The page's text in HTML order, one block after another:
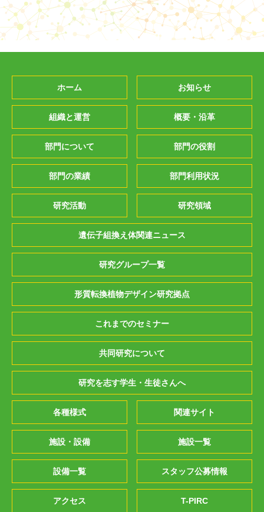
ホーム お知らせ
組織と運営 概要・沿革
部門について 部門の役割
部門の業績 部門利用状況
研究活動 研究領域
遺伝子組換え体関連ニュース
研究グループ一覧
形質転換植物デザイン研究拠点
これまでのセミナー
共同研究について
研究を志す学生・生徒さんへ
各種様式 関連サイト
施設・設備 施設一覧
設備一覧 スタッフ公募情報
アクセス T-PIRC